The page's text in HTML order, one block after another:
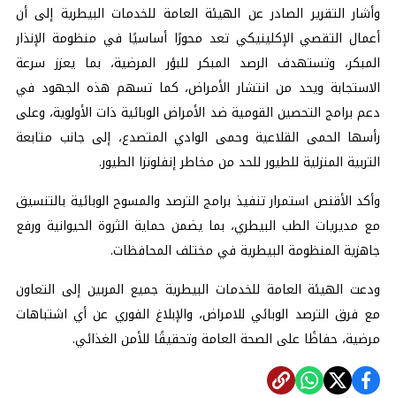
وأشار التقرير الصادر عن الهيئة العامة للخدمات البيطرية إلى أن
أعمال التقصي الإكلينيكي تعد محورًا أساسيًا في منظومة الإنذار
المبكر، وتستهدف الرصد المبكر للبؤر المرضية، بما يعزز سرعة
الاستجابة ويحد من انتشار الأمراض، كما تسهم هذه الجهود في
دعم برامج التحصين القومية ضد الأمراض الوبائية ذات الأولوية، وعلى
رأسها الحمى القلاعية وحمى الوادي المتصدع، إلى جانب متابعة
التربية المنزلية للطيور للحد من مخاطر إنفلونزا الطيور.
وأكد الأقنص استمرار تنفيذ برامج الترصد والمسوح الوبائية بالتنسيق
مع مديريات الطب البيطري، بما يضمن حماية الثروة الحيوانية ورفع
جاهزية المنظومة البيطرية في مختلف المحافظات.
ودعت الهيئة العامة للخدمات البيطرية جميع المربين إلى التعاون
مع فرق الترصد الوبائي للامراض، والإبلاغ الفوري عن أي اشتباهات
مرضية، حفاظًا على الصحة العامة وتحقيقًا للأمن الغذائي.